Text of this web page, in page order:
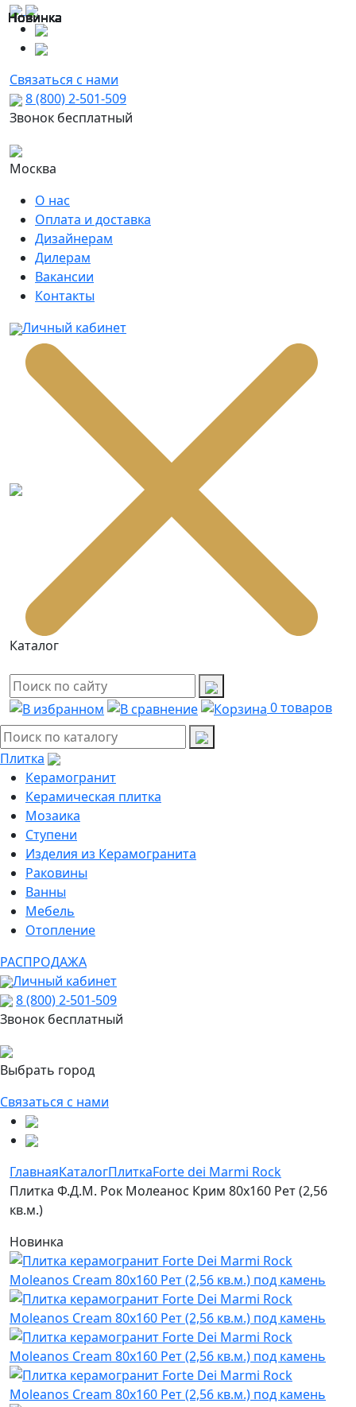
Связаться с нами
8 (800) 2-501-509
Звонок бесплатный
Москва
О нас
Оплата и доставка
Дизайнерам
Дилерам
Вакансии
Контакты
Личный кабинет
Каталог
0товаров
Плитка
Керамогранит
Керамическая плитка
Мозаика
Ступени
Изделия из Керамогранита
Раковины
Ванны
Мебель
Отопление
РАСПРОДАЖА
Личный кабинет
8 (800) 2-501-509
Звонок бесплатный
Выбрать город
Связаться с нами
ГлавнаяКаталогПлиткаForte dei Marmi Rock
Плитка Ф.Д.М. Pок Молеанос Крим 80x160 Рет (2,56
кв.м.)
Новинка
Новинка
Новинка
Новинка
Новинка
Новинка
Новинка
Новинка
Новинка
Новинка
Новинка
Новинка
Новинка
Новинка
Новинка
Новинка
Новинка